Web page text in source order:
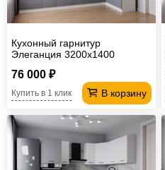
Кухонный гарнитур
Элеганция 3200х1400
76 000 ₽
В корзину
Купить в 1 клик